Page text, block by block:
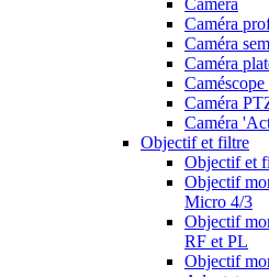
Caméra
Caméra
Caméra
Caméra
Caméra
Caméra
Objectif et filtre
Objectif et
Objectif
Micro 4/3
Objectif
RF et PL
Objectif